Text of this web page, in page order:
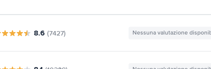
8.6 (7427) Nessuna valutazione